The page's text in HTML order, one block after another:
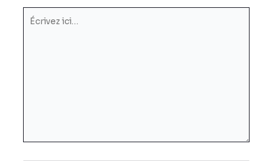
Écrivez